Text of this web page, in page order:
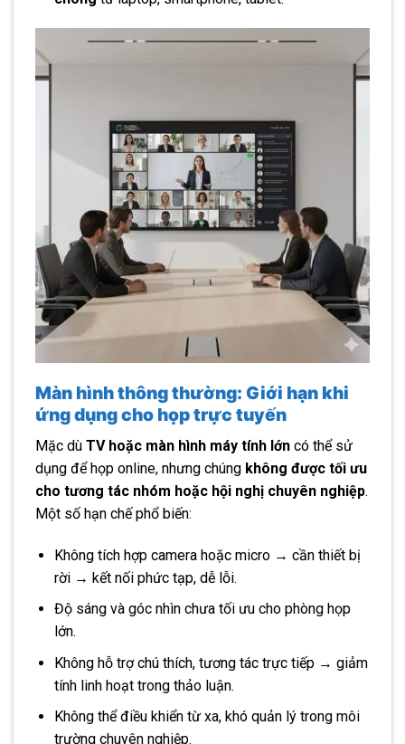
Màn hình thông thường: Giới hạn khi
ứng dụng cho họp trực tuyến
Mặc dù TV hoặc màn hình máy tính lớn có thể sử
dụng để họp online, nhưng chúng không được tối ưu
cho tương tác nhóm hoặc hội nghị chuyên nghiệp.
Một số hạn chế phổ biến:
Không tích hợp camera hoặc micro → cần thiết bị
rời → kết nối phức tạp, dễ lỗi.
Độ sáng và góc nhìn chưa tối ưu cho phòng họp
lớn.
Không hỗ trợ chú thích, tương tác trực tiếp → giảm
tính linh hoạt trong thảo luận.
Không thể điều khiển từ xa, khó quản lý trong môi
trường chuyên nghiệp.